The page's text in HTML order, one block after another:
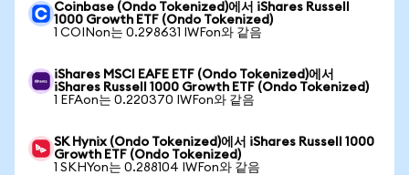
Coinbase (Ondo Tokenized)에서 iShares Russell
1000 Growth ETF (Ondo Tokenized)
1 COINon는 0.298631 IWFon와 같음
iShares MSCI EAFE ETF (Ondo Tokenized)에서
iShares Russell 1000 Growth ETF (Ondo Tokenized)
1 EFAon는 0.220370 IWFon와 같음
SK Hynix (Ondo Tokenized)에서 iShares Russell 1000
Growth ETF (Ondo Tokenized)
1 SKHYon는 0.288104 IWFon와 같음